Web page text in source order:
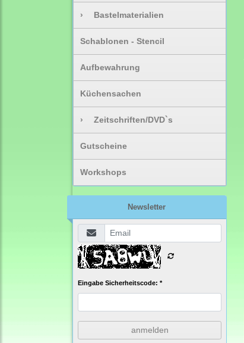
› Bastelmaterialien
Schablonen - Stencil
Aufbewahrung
Küchensachen
› Zeitschriften/DVD`s
Gutscheine
Workshops
Newsletter
Eingabe Sicherheitscode: *
anmelden